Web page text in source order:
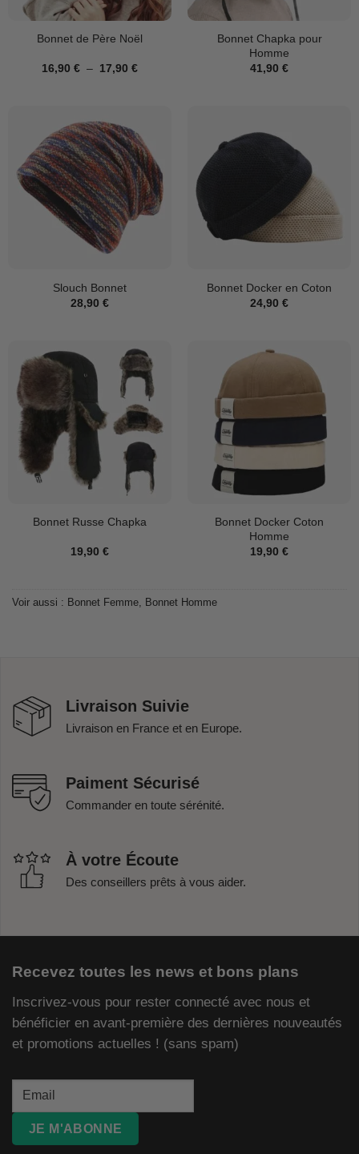
Bonnet de Père Noël
16,90 € – 17,90 €Plage
Bonnet Chapka pour
Homme
41,90 €
Slouch Bonnet
28,90 €
Bonnet Docker en Coton
24,90 €
Bonnet Russe Chapka
19,90 €
Bonnet Docker Coton
Homme
19,90 €
Voir aussi : Bonnet Femme Bonnet Homme
Livraison Suivie
Livraison en France et en Europe.
Paiment Sécurisé
Commander en toute sérénité.
À votre Écoute
Des conseillers prêts à vous aider.
Recevez toutes les news et bons plans
Inscrivez-vous pour rester connecté avec nous et
bénéficier en avant-première des dernières nouveautés
et promotions actuelles ! (sans spam)
JE M'ABONNE